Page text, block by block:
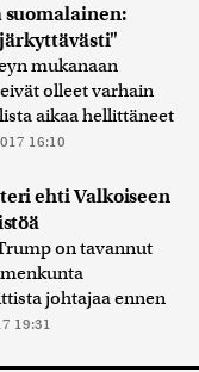
suomalainen:
mukanaan
olleet varhain
aikaa hellittäneet
16:10
ehti Valkoiseen
on tavannut
johtajaa ennen
19:31